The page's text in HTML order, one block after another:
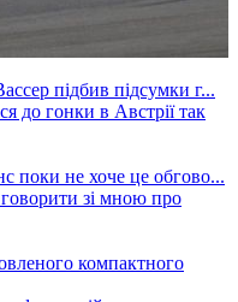
до гонки в Австрії так
зі мною про